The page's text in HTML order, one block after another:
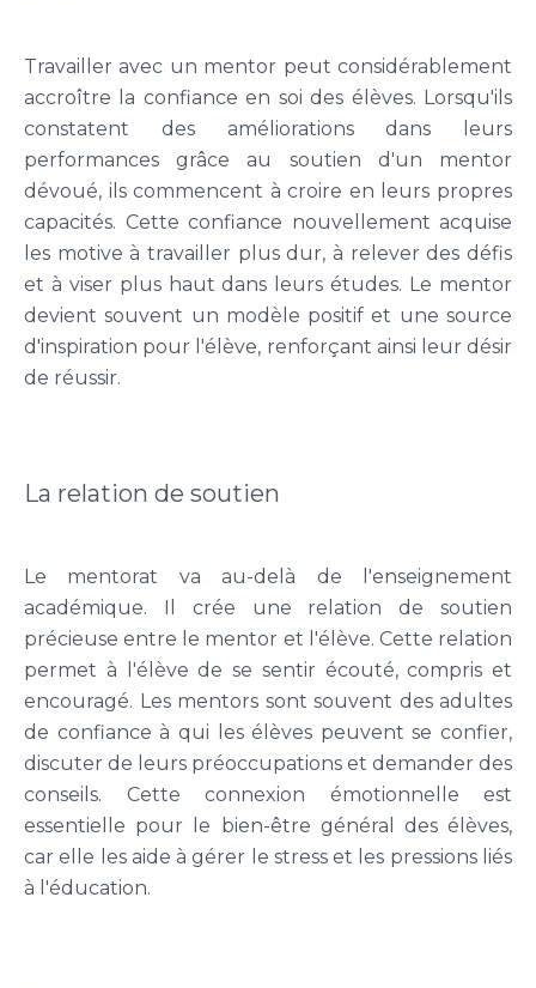
Travailler avec un mentor peut considérablement
accroître la confiance en soi des élèves. Lorsqu'ils
constatent des améliorations dans leurs
performances grâce au soutien d'un mentor
dévoué, ils commencent à croire en leurs propres
capacités. Cette confiance nouvellement acquise
les motive à travailler plus dur, à relever des défis
et à viser plus haut dans leurs études. Le mentor
devient souvent un modèle positif et une source
d'inspiration pour l'élève, renforçant ainsi leur désir
de réussir.
La relation de soutien
Le mentorat va au-delà de l'enseignement
académique. Il crée une relation de soutien
précieuse entre le mentor et l'élève. Cette relation
permet à l'élève de se sentir écouté, compris et
encouragé. Les mentors sont souvent des adultes
de confiance à qui les élèves peuvent se confier,
discuter de leurs préoccupations et demander des
conseils. Cette connexion émotionnelle est
essentielle pour le bien-être général des élèves,
car elle les aide à gérer le stress et les pressions liés
à l'éducation.